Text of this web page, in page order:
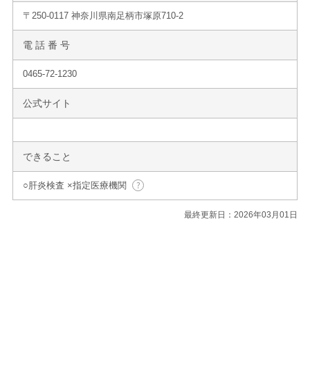
〒250-0117 神奈川県南足柄市塚原710-2
電 話 番 号
0465-72-1230
公式サイト
できること
○肝炎検査 ×指定医療機関
最終更新日：2026年03月01日